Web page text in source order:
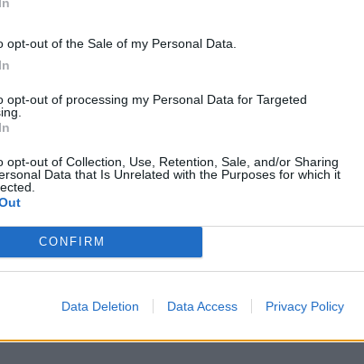
opt-out of the Sale of my Personal Data.
opt-out of processing my Personal Data for Targeted
opt-out of Collection, Use, Retention, Sale, and/or Sharing
Data that Is Unrelated with the Purposes for which it
CONFIRM
Data Deletion Data Access Privacy Policy
albicastrense.
e internacionais, investigadores, artesãos,
instituições de ensino superior e
da UNESCO” discutirão políticas públicas,
cooperação entre territórios,
económico, turístico e cultural”.
integrará visitas ao Museu dos Têxteis, ao
Branco, a exposição “O Mundo Bordado à
ao vivo.
de crescimento internacional” de Castelo
investimento
imobiliária como
da Beira Interior